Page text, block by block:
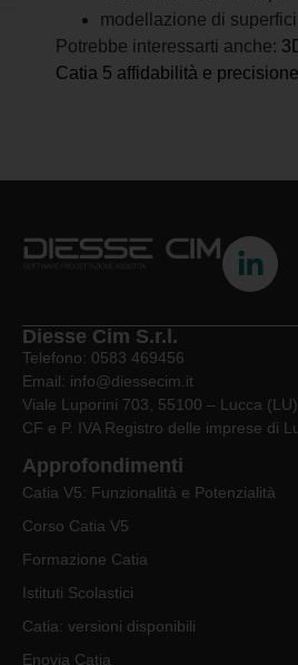
modellazione di superfici
Potrebbe interessarti anche:
Catia 5 affidabilità e precisione
Diesse Cim S.r.l.
Telefono: 0583 469456
Email: info@diessecim.it
Viale Luporini 703, 55100 – Lucca (LU)
CF e P. IVA Registro delle imprese di
Approfondimenti
Catia V5: Funzionalità e Potenzialità
Corso Catia V5
Formazione Catia
Istituti Scolastici
Catia: versioni disponibili
Enovia Catia